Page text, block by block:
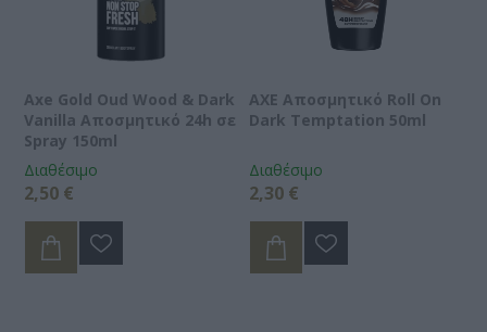
Axe Gold Oud Wood & Dark
Vanilla Αποσμητικό 24h σε
Spray 150ml
Διαθέσιμο
2,50 €
AXE Αποσμητικό Roll On
Dark Temptation 50ml
Διαθέσιμο
2,30 €